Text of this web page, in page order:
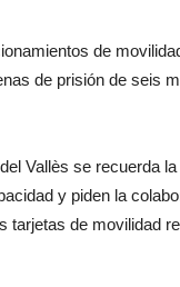
de
de prisión de seis
Vallès se recuerda
y piden la
tarjetas de movilidad